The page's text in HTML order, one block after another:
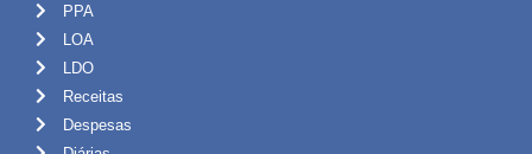
PPA
LOA
LDO
Receitas
Despesas